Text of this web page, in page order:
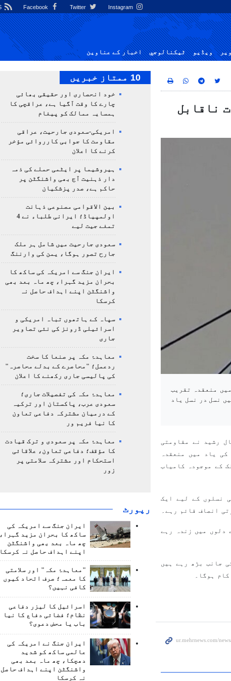
Instagram
ویڈیو ٹيكنالوجي اخبار کے عناوین
ناقابل
منعقدہ تقریب
نسل در نسل یاد
رشید نے مقاومتی
یاد میں منعقدہ
کے موجودہ کامیاب
نسلوں کے لیے ایک
انصاف قائم رہے۔
دلوں میں زندہ رہے
جانب بڑھ رہے ہیں
ہوگا۔
10 ممتاز خبریں
خود انحصاری اور حقیقی بھائی
چارے کا وقت آگیا ہے، عراقچی کا
ہمسایہ ممالک کو پیغام
امریکی-سعودی جارحیت، عراقی
مقاومت کا جوابی کارروائی مؤخر
کرنے کا اعلان
ہیروشیما پر ایٹمی حملے کی ذمہ
دار ذہنیت آج بھی واشنگٹن پر
حاکم ہے، صدر پزشکیان
بین الاقوامی مصنوعی ذہانت
اولمپیاڈ؛ ایرانی طلباء نے 4
تمغے جیت لیے
سعودی جارحیت میں شامل ہر ملک
جارح تصور ہوگا، یمن کی وارننگ
ایران جنگ سے امریکہ کی ساکھ کا
بحران مزید گہرا، چھ ماہ بعد بھی
واشنگٹن اپنے اہداف حاصل نہ
کرسکا
سپاہ کے ہاتھوں تباہ امریکی و
اسرائیلی ڈرونز کی نئی تصاویر
جاری
معاہدۂ مکہ پر صنعا کا سخت
ردعمل؛ "محاصرے کے بدلے محاصرہ"
کی پالیسی جاری رکھنے کا اعلان
معاہدۂ مکہ کی تفصیلات جاری؛
سعودی عرب، پاکستان اور ترکیہ
کے درمیان مشترکہ دفاعی تعاون
کا نیا فریم ور
معاہدۂ مکہ پر سعودی و ترک قیادت
کا مؤقف؛ دفاعی تعاون، علاقائی
استحکام اور مشترکہ سلامتی پر
زور
رپورٹ
ایران جنگ سے امریکہ کی
ساکھ کا بحران مزید گہرا،
چھ ماہ بعد بھی واشنگٹن
اپنے اہداف حاصل نہ کرسکا
"معاہدۂ مکہ" اور سلامتی
کا معمہ؛ صرف اتحاد کیوں
کافی نہیں؟
اسرائیل کا لیزر دفاعی
نظام؛ فضائی دفاع کا نیا
باب یا محض دعوی؟
ایران جنگ نے امریکہ کی
عالمی ساکھ کو شدید
دھچکا، چھ ماہ بعد بھی
واشنگٹن اپنے اہداف حاصل
نہ کرسکا